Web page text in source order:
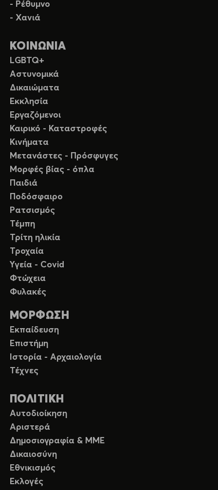
- Ρέθυμνο
- Χανιά
ΚΟΙΝΩΝΙΑ
LGBTQ+
Αστυνομικά
Δικαιώματα
Εκκλησία
Εργαζόμενοι
Καιρικό - Καταστροφές
Κινήματα
Μετανάστες - Πρόσφυγες
Μορφές βίας - όπλα
Παιδιά
Ποδόσφαιρο
Ρατσισμός
Τέμπη
Τρίτη ηλικία
Τροχαία
Υγεία - Covid
Φτώχεια
Φυλακές
ΜΟΡΦΩΣΗ
Εκπαίδευση
Επιστήμη
Ιστορία - Αρχαιολογία
Τέχνες
ΠΟΛΙΤΙΚΗ
Αυτοδιοίκηση
Αριστερά
Δημοσιογραφία & ΜΜΕ
Δικαιοσύνη
Εθνικισμός
Εκλογές